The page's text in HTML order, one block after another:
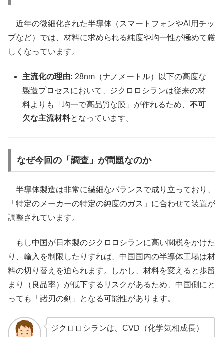
近年の微細化された半導体（スマートフォンやAI用チッ
プなど）では、材料に求められる純度や均一性が極めて厳
しくなっています。
主流化の理由: 28nm（ナノメートル）以下の高度な
製造プロセスにおいて、ジクロロシランは従来の材
料よりも「均一で高品質な膜」が作れるため、不可
欠な主流材料となっています。
なぜ今回の「調査」が問題なのか
半導体製造は非常に繊細なバランスで成り立っており、
「特定のメーカーの特定の純度のガス」に合わせて装置が
調整されています。
もし中国が日本製のジクロロシランに高い関税をかけた
り、輸入を制限したりすれば、中国国内の半導体工場は材
料の切り替えを迫られます。しかし、材料を変えると歩留
まり（良品率）が低下するリスクがあるため、中国側にと
っても「諸刃の剣」となる可能性があります。
ジクロロシランは、CVD（化学気相成長）